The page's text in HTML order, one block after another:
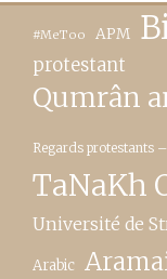
#MeToo APM
protestant
Qumrân
Regards protestants
TaNaKh
Université de
Arabic